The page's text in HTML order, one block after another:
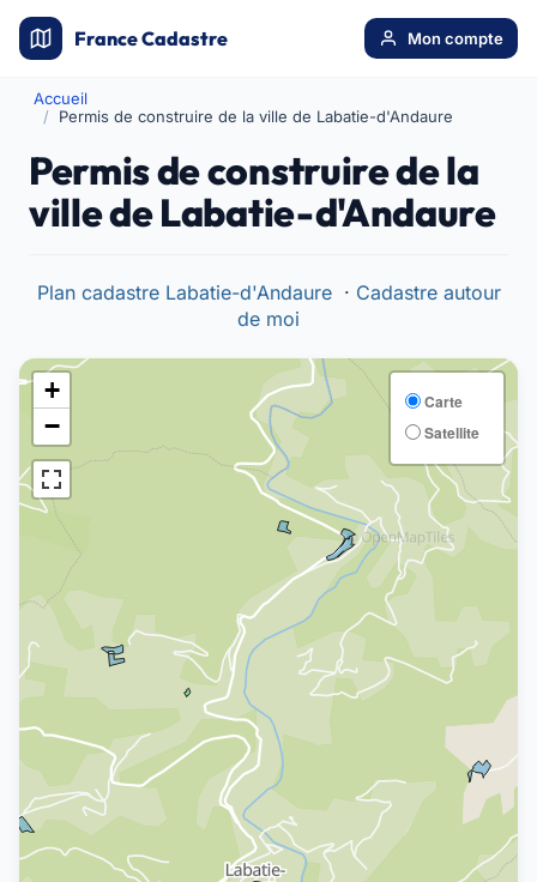
France Cadastre Mon compte
Accueil
Permis de construire de la ville de Labatie-d'Andaure
Permis de construire de la
ville de Labatie-d'Andaure
Plan cadastre Labatie-d'Andaure· Cadastre autour
de moi
+
−
Carte
Satellite